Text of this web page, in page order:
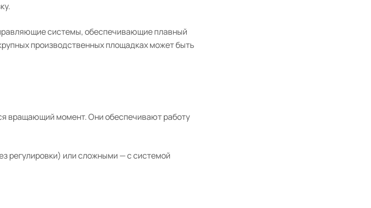
системы, обеспечивающие плавный
производственных площадках может быть
вращающий момент. Они обеспечивают работу
регулировки) или сложными — с системой